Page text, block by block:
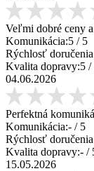
Veľmi dobré ceny
Komunikácia:5 / 5
Rýchlosť
Kvalita dopravy:5 /
04.06.2026
Perfektná
Komunikácia:- / 5
Rýchlosť
Kvalita dopravy:- /
15.05.2026